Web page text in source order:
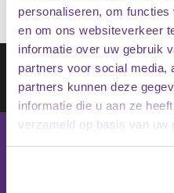
personaliseren, om
en om ons websiteverkeer
informatie over uw gebruik
partners voor social media,
partners kunnen deze
informatie die u aan ze
verzameld op basis van uw
Schrijf je in op